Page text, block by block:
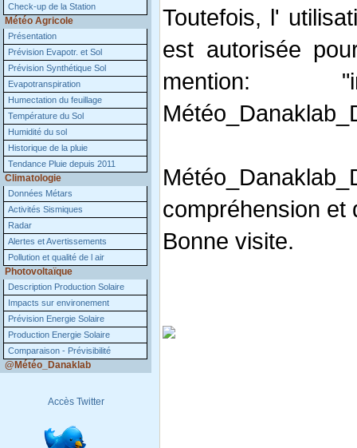
Check-up de la Station
Météo Agricole
Présentation
Prévision Evapotr. et Sol
Prévision Synthétique Sol
Evapotranspiration
Humectation du feuillage
Température du Sol
Humidité du sol
Historique de la pluie
Tendance Pluie depuis 2011
Climatologie
Données Métars
Activités Sismiques
Radar
Alertes et Avertissements
Pollution et qualité de l air
Photovoltaïque
Description Production Solaire
Impacts sur environement
Prévision Energie Solaire
Production Energie Solaire
Comparaison - Prévisibilité
@Météo_Danaklab
Accès Twitter
Toutefois, l'
est autorisée
mention:
compréhension et
Bonne visite.